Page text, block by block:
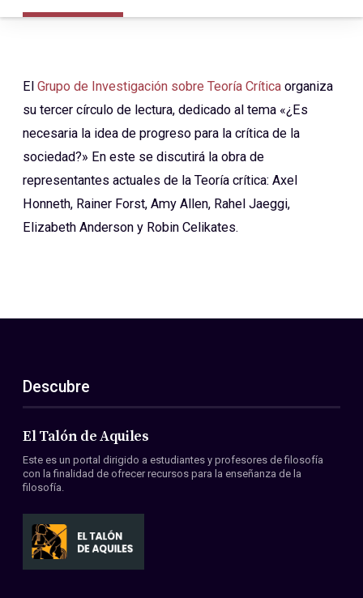
El Grupo de Investigación sobre Teoría Crítica organiza
su tercer círculo de lectura, dedicado al tema «¿Es
necesaria la idea de progreso para la crítica de la
sociedad?» En este se discutirá la obra de
representantes actuales de la Teoría crítica: Axel
Honneth, Rainer Forst, Amy Allen, Rahel Jaeggi,
Elizabeth Anderson y Robin Celikates.
Descubre
El Talón de Aquiles
Este es un portal dirigido a estudiantes y profesores de filosofía
con la finalidad de ofrecer recursos para la enseñanza de la
filosofía.